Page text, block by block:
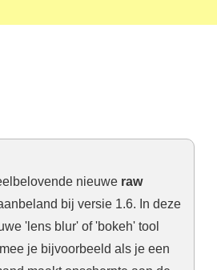
nieuwe raw
bij versie 1.6. In deze
'lens blur' of 'bokeh' tool
je bijvoorbeeld als je een